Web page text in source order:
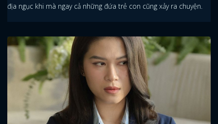
địa ngục khi mà ngay cả những đứa trẻ con cũng xảy ra chuyện.